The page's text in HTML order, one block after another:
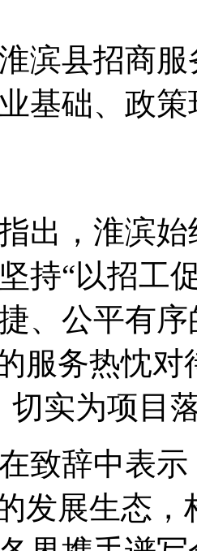
县招商服
基础、政
，淮滨始
持“以招工
、公平有
服务热忱
切实为项目
辞中表示
发展生态